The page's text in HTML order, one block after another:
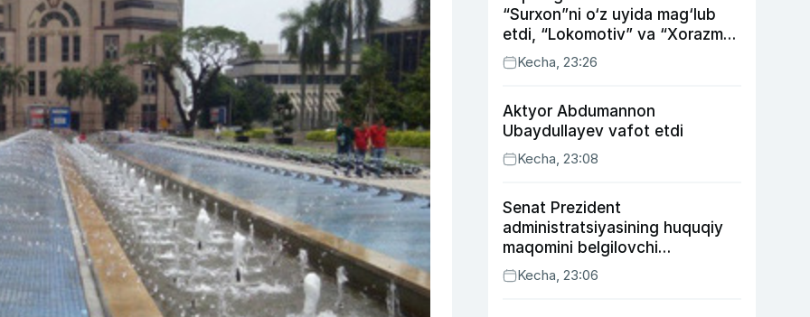
“Surxon”ni o‘z uyida mag‘lub
etdi, “Lokomotiv” va “Xorazm”
uyda g‘alaba qozondi
Kecha, 23:26
Aktyor Abdu­mannon
Ubaydullayev vafot etdi
Kecha, 23:08
Senat Prezident
administratsiyasining huquqiy
maqomini belgilovchi
konstitutsiyaviy qonunni
ma’qulladi
Kecha, 23:06